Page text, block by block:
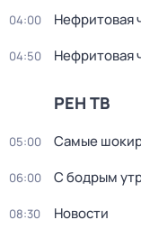
04:00 Нефритовая
04:50 Нефритовая
РЕН ТВ
05:00 Самые
06:00 С бодрым
08:30 Новости